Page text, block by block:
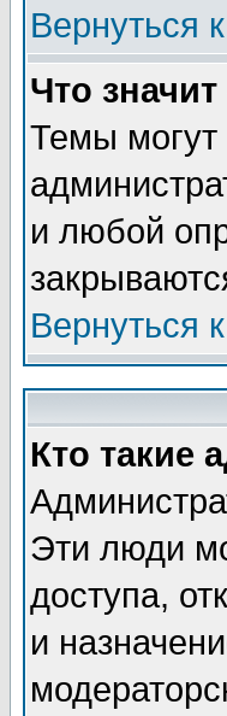
Вернуться
Что
Темы могут
и любой
Вернуться
Кто такие
Эти люди
доступа,
и